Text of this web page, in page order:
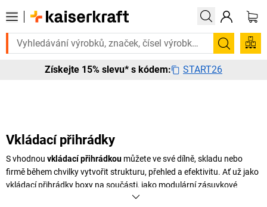
to urgentně? Vybrané bestsellery doručíme do 72 hodin.
Hledání
Získejte 15% slevu* s kódem: START26
Vkládací přihrádky
S vhodnou vkládací přihrádkou můžete ve své dílně, skladu nebo
firmě během chvilky vytvořit strukturu, přehled a efektivitu. Ať už jako
vkládací přihrádky boxy na součásti, jako modulární zásuvkové
vkládací přihrádky nebo v kombinaci s